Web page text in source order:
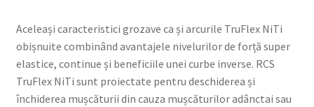
Aceleași caracteristici grozave ca și arcurile TruFlex NiTi
obișnuite combinând avantajele nivelurilor de forță super
elastice, continue și beneficiile unei curbe inverse. RCS
TruFlex NiTi sunt proiectate pentru deschiderea și
închiderea mușcăturii din cauza mușcăturilor adânctai sau